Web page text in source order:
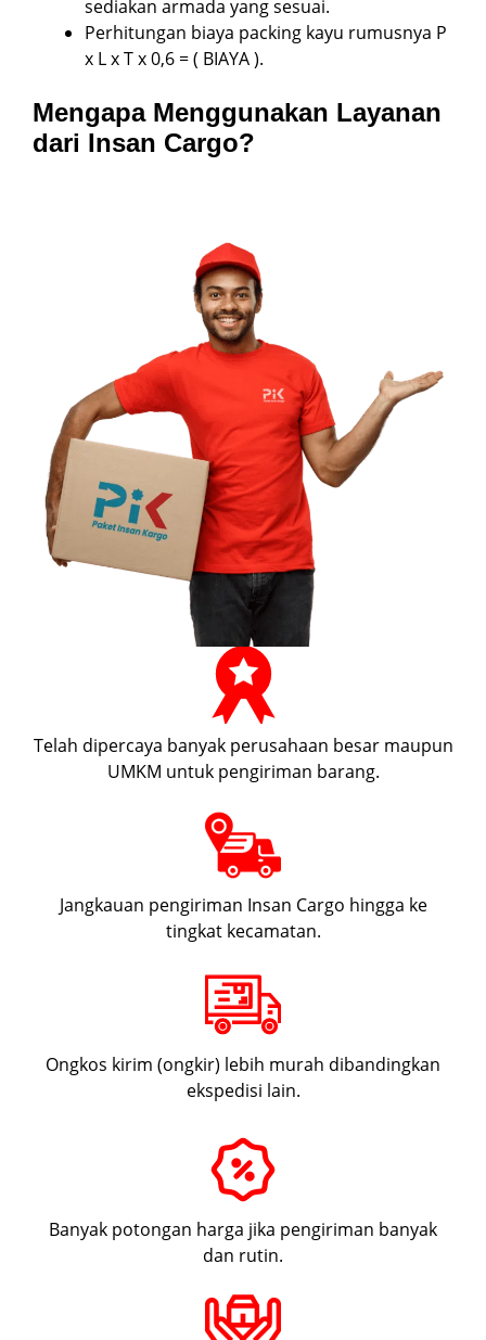
sediakan armada yang sesuai.
Perhitungan biaya packing kayu rumusnya P
x L x T x 0,6 = ( BIAYA ).
Mengapa Menggunakan Layanan
dari Insan Cargo?
Telah dipercaya banyak perusahaan besar maupun
UMKM untuk pengiriman barang.
Jangkauan pengiriman Insan Cargo hingga ke
tingkat kecamatan.
Ongkos kirim (ongkir) lebih murah dibandingkan
ekspedisi lain.
Banyak potongan harga jika pengiriman banyak
dan rutin.